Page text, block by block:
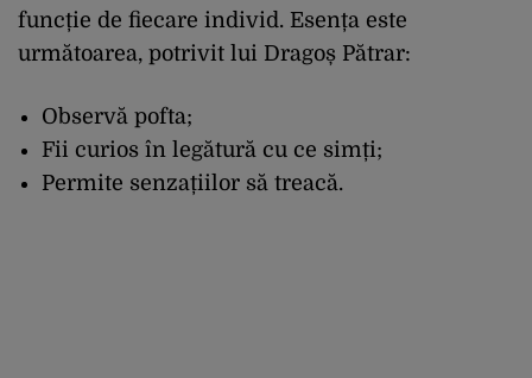
funcție de fiecare individ. Esența este
următoarea, potrivit lui Dragoș Pătrar:
Observă pofta;
Fii curios în legătură cu ce simți;
Permite senzațiilor să treacă.